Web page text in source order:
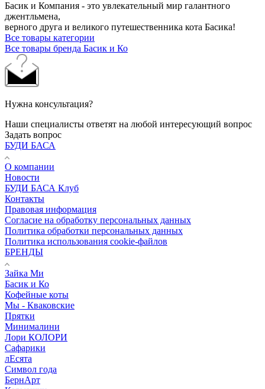
Басик и Компания - это увлекательный мир галантного
джентльмена,
верного друга и великого путешественника кота Басика!
Все товары категории
Все товары бренда Басик и Ко
Нужна консультация?
Наши специалисты ответят на любой интересующий вопрос
Задать вопрос
БУДИ БАСА
О компании
Новости
БУДИ БАСА Клуб
Контакты
Правовая информация
Согласие на обработку персональных данных
Политика обработки персональных данных
Политика использования cookie-файлов
БРЕНДЫ
Зайка Ми
Басик и Ко
Кофейные коты
Мы - Кваковские
Прятки
Минималини
Лори КОЛОРИ
Сафарики
лЕсята
Символ года
БернАрт